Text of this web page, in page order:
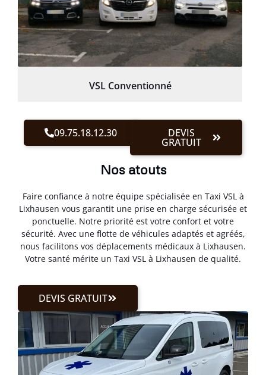
VSL Conventionné
09.75.18.12.30 DEVIS
GRATUIT
Nos atouts
Faire confiance à notre équipe spécialisée en Taxi VSL à
Lixhausen vous garantit une prise en charge sécurisée et
ponctuelle. Notre priorité est votre confort et votre
sécurité. Avec une flotte de véhicules adaptés et agréés,
nous facilitons vos déplacements médicaux à Lixhausen.
Votre santé mérite un Taxi VSL à Lixhausen de qualité.
DEVIS GRATUIT